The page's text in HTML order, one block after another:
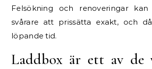
Felsökning och renoveringar
svårare att prissätta exakt, och
löpande tid.
Laddbox är ett av de